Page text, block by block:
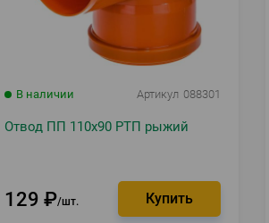
В наличии Артикул 088301
Отвод ПП 110х90 РТП рыжий
129 ₽ шт.